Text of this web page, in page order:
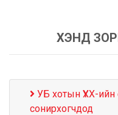
ХЭНД
УБ хотын ҮХХ-
сонирхогчдод